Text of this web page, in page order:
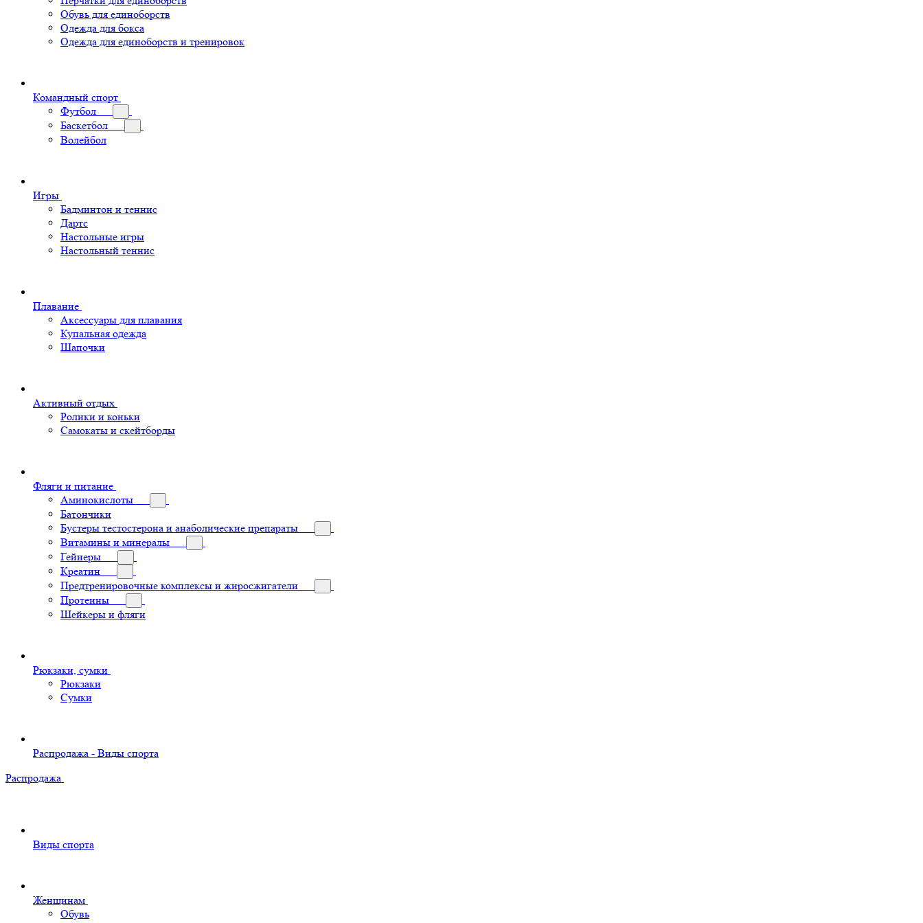
Обувь для единоборств
Одежда для бокса
Одежда для единоборств и тренировок
Командный спорт
Футбол
Баскетбол
Волейбол
Игры
Бадминтон и теннис
Дартс
Настольные игры
Настольный теннис
Плавание
Аксессуары для плавания
Купальная одежда
Шапочки
Активный отдых
Ролики и коньки
Самокаты и скейтборды
Фляги и питание
Аминокислоты
Батончики
Бустеры тестостерона и анаболические препараты
Витамины и минералы
Гейнеры
Креатин
Предтренировочные комплексы и жиросжигатели
Протеины
Шейкеры и фляги
Рюкзаки, сумки
Рюкзаки
Сумки
Распродажа - Виды спорта
Распродажа
Виды спорта
Женщинам
Обувь